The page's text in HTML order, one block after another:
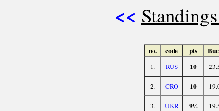
<<
no. code pts
1. RUS 10
2. CRO 10
3. UKR 9½